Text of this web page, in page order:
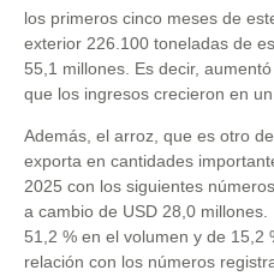
los primeros cinco meses de
exterior 226.100 toneladas de
55,1 millones. Es decir,
que los ingresos crecieron en un
Además, el arroz, que es otro
exporta en cantidades
2025 con los siguientes
a cambio de USD 28,0
51,2 % en el volumen y de 15,2
relación con los números